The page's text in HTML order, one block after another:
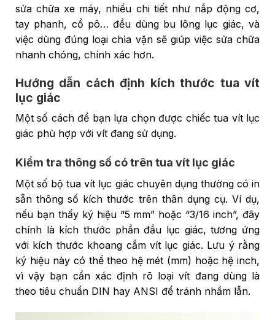
sửa chữa xe máy, nhiều chi tiết như nắp động cơ,
tay phanh, cổ pô… đều dùng bu lông lục giác, và
việc dùng đúng loại chìa vặn sẽ giúp việc sửa chữa
nhanh chóng, chính xác hơn.
Hướng dẫn cách định kích thước tua vít
lục giác
Một số cách để bạn lựa chọn được chiếc tua vít lục
giác phù hợp với vít đang sử dụng.
Kiểm tra thông số có trên tua vít lục giác
Một số bộ tua vít lục giác chuyên dụng thường có in
sẵn thông số kích thước trên thân dụng cụ. Ví dụ,
nếu bạn thấy ký hiệu “5 mm” hoặc “3/16 inch”, đây
chính là kích thước phần đầu lục giác, tương ứng
với kích thước khoang cắm vít lục giác. Lưu ý rằng
ký hiệu này có thể theo hệ mét (mm) hoặc hệ inch,
vì vậy bạn cần xác định rõ loại vít đang dùng là
theo tiêu chuẩn DIN hay ANSI để tránh nhầm lẫn.